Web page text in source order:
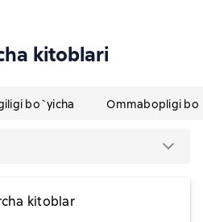
kitoblari
bo`yicha Ommabopligi
kitoblar